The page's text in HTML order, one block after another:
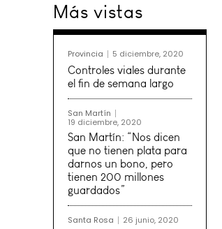
Más vistas
Provincia 5 diciembre, 2020
Controles viales durante
el fin de semana largo
San Martín
19 diciembre, 2020
San Martín: “Nos dicen
que no tienen plata para
darnos un bono, pero
tienen 200 millones
guardados”
Santa Rosa 26 junio, 2020